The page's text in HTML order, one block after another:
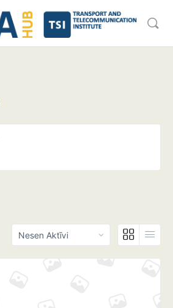
Sakārtot
Pēc: